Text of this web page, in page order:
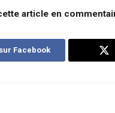
article en
Facebook